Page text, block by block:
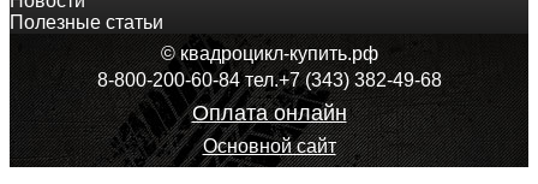
119 500
Оформить покупку
Полезные статьи
© квадроцикл-купить.рф
8-800-200-60-84 тел.+7 (343) 382-49-68
Оплата онлайн
Основной сайт